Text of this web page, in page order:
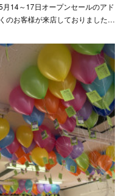
14～17日オープンセールのアド
のお客様が来店しておりました…